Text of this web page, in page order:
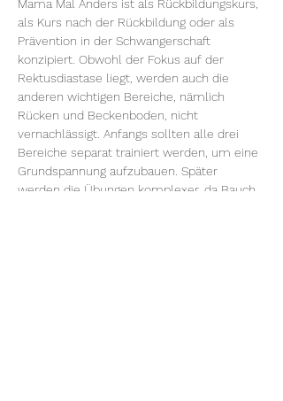
Mama Mal Anders ist als Rückbildungskurs,
als Kurs nach der Rückbildung oder als
Prävention in der Schwangerschaft
konzipiert. Obwohl der Fokus auf der
Rektusdiastase liegt, werden auch die
anderen wichtigen Bereiche, nämlich
Rücken und Beckenboden, nicht
vernachlässigt. Anfangs sollten alle drei
Bereiche separat trainiert werden, um eine
Grundspannung aufzubauen. Später
werden die Übungen komplexer, da Bauch,